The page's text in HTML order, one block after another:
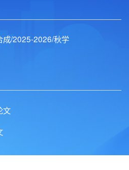
成/2025-2026/秋学
文